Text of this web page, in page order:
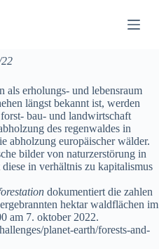
erholungs- und lebensraum
längst bekannt ist, werden
bau- und landwirtschaft
des regenwaldes in
abholzung europäischer wälder.
bilder von naturzerstörung in
in verhältnis zu kapitalismus
dokumentiert die zahlen
hektar waldflächen im
am 7. oktober 2022.
planet-earth/forests-and-